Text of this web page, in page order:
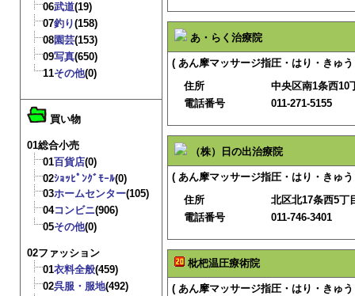
06武道(19)
07釣り(158)
08園芸(153)
09写真(650)
11その他(0)
買い物
01総合小売
01百貨店(0)
02ｼｮｯﾋﾟﾝｸﾞﾓｰﾙ(0)
03ホームセンター(105)
04コンビニ(906)
05その他(0)
02ファッション
01衣料全般(459)
02呉服・服地(492)
あ・らく治療院
( あん摩マッサージ指圧・はり・きゅ
住所
中央区南1条西10
電話番号
011-271-5155
（株）日の出治療院
( あん摩マッサージ指圧・はり・きゅ
住所
北区北17条西5丁
電話番号
011-746-3401
枇杷温圧療術院
( あん摩マッサージ指圧・はり・きゅ